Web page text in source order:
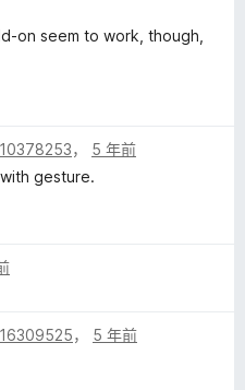
on seem to work, though,
， 5 年前
gesture.
， 5 年前